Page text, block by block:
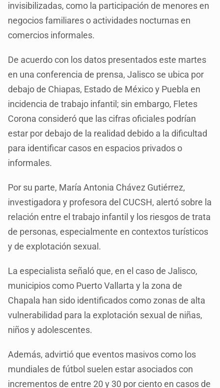
invisibilizadas, como la participación de menores en
negocios familiares o actividades nocturnas en
comercios informales.
De acuerdo con los datos presentados este martes
en una conferencia de prensa, Jalisco se ubica por
debajo de Chiapas, Estado de México y Puebla en
incidencia de trabajo infantil; sin embargo, Fletes
Corona consideró que las cifras oficiales podrían
estar por debajo de la realidad debido a la dificultad
para identificar casos en espacios privados o
informales.
Por su parte, María Antonia Chávez Gutiérrez,
investigadora y profesora del CUCSH, alertó sobre la
relación entre el trabajo infantil y los riesgos de trata
de personas, especialmente en contextos turísticos
y de explotación sexual.
La especialista señaló que, en el caso de Jalisco,
municipios como Puerto Vallarta y la zona de
Chapala han sido identificados como zonas de alta
vulnerabilidad para la explotación sexual de niñas,
niños y adolescentes.
Además, advirtió que eventos masivos como los
mundiales de fútbol suelen estar asociados con
incrementos de entre 20 y 30 por ciento en casos de